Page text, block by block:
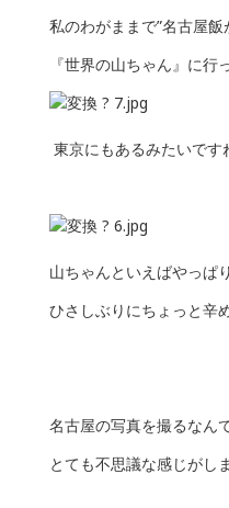
私のわがままで”名古屋
『世界の山ちゃん』に行
東京にもあるみたいです
山ちゃんといえばやっぱ
ひさしぶりにちょっと辛
名古屋の写真を撮るなん
とても不思議な感じがし